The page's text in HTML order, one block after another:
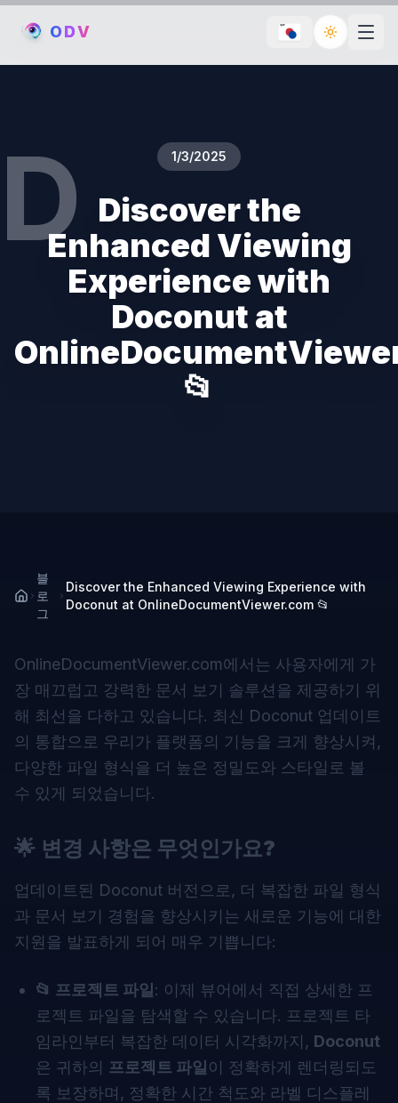
ODV Toggle
D 1/3/2025
Discover the
Enhanced Viewing
Experience with
Doconut at
📂
블
로
그
Discover the Enhanced Viewing Experience with
Doconut at OnlineDocumentViewer.com 📂
OnlineDocumentViewer.com에서는 사용자에게 가
장 매끄럽고 강력한 문서 보기 솔루션을 제공하기 위
해 최선을 다하고 있습니다. 최신 Doconut 업데이트
의 통합으로 우리가 플랫폼의 기능을 크게 향상시켜,
다양한 파일 형식을 더 높은 정밀도와 스타일로 볼
수 있게 되었습니다.
🌟 변경 사항은 무엇인가요?
업데이트된 Doconut 버전으로, 더 복잡한 파일 형식
과 문서 보기 경험을 향상시키는 새로운 기능에 대한
지원을 발표하게 되어 매우 기쁩니다:
📂 프로젝트 파일 : 이제 뷰어에서 직접 상세한 프
로젝트 파일을 탐색할 수 있습니다. 프로젝트 타
임라인부터 복잡한 데이터 시각화까지, Doconut
은 귀하의 프로젝트 파일 이 정확하게 렌더링되도
록 보장하며, 정확한 시간 척도와 라벨 디스플레